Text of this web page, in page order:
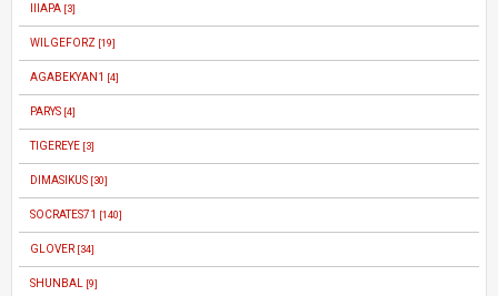
IIIAPA [3]
WILGEFORZ [19]
AGABEKYAN1 [4]
PARYS [4]
TIGEREYE [3]
DIMASIKUS [30]
SOCRATES71 [140]
GLOVER [34]
SHUNBAL [9]